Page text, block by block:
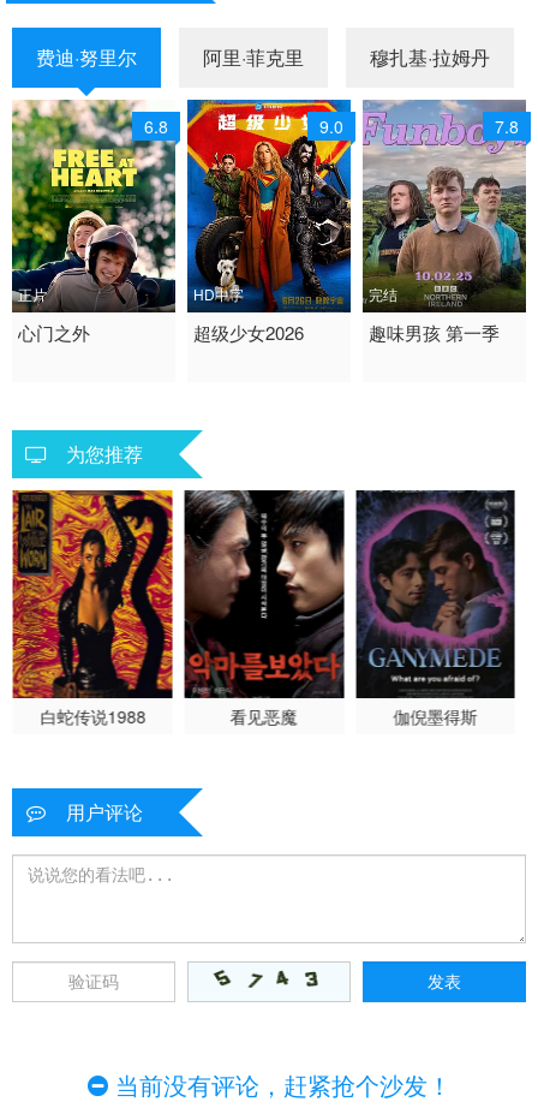
费迪·努里尔 阿里·菲克里 穆扎基·拉姆丹
6.8
正片
2025 / 德国 / 德语
心门之外
9.0
HD中字
2026 / 美国 / 英语
超级少女2026
7.8
完结
2025 / 英国 / 英语
趣味男孩 第一季
为您推荐
白蛇传说1988 看见恶魔 伽倪墨得斯
用户评论
当前没有评论，赶紧抢个沙发！